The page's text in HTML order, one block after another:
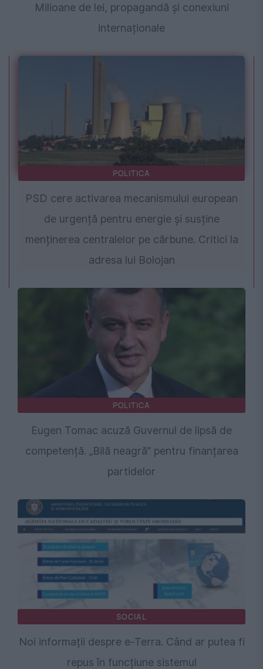
Milioane de lei, propagandă și conexiuni
internaționale
POLITICA
PSD cere activarea mecanismului european
de urgență pentru energie și susține
menținerea centralelor pe cărbune. Critici la
adresa lui Bolojan
POLITICA
Eugen Tomac acuză Guvernul de lipsă de
competență. „Bilă neagră” pentru finanțarea
partidelor
SOCIAL
Noi informații despre e-Terra. Când ar putea fi
repus în funcțiune sistemul